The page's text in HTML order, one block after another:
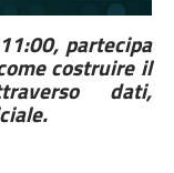
partecipa
costruire il
dati,